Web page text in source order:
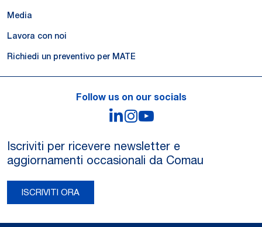
Media
Lavora con noi
Richiedi un preventivo per MATE
Follow us on our socials
LinkedIn
Instagram
Iscriviti per ricevere newsletter e
aggiornamenti occasionali da Comau
ISCRIVITI ORA